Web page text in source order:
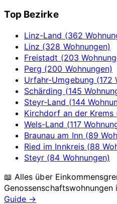
Top Bezirke
Linz-Land (362
Linz (328 Wohnungen)
Freistadt (203
Perg (200 Wohnungen)
Urfahr-Umgebung (172
Schärding (145
Steyr-Land (144
Kirchdorf an der Krems
Wels-Land (117
Braunau am Inn (89
Ried im Innkreis (88
Steyr (84 Wohnungen)
📖 Alles über
Genossenschaftswohnungen
Guide →